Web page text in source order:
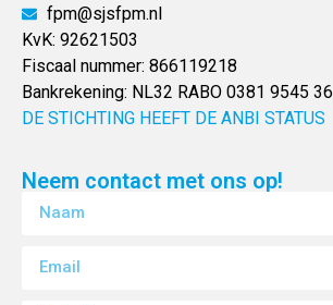
fpm@sjsfpm.nl
KvK: 92621503
Fiscaal nummer: 866119218
Bankrekening: NL32 RABO 0381 9545 36
DE STICHTING HEEFT DE ANBI STATUS
Neem contact met ons op!